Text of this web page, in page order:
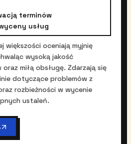
terminów
usług
większości oceniają myjnię
wysoką jakość
miłą obsługę. Zdarzają się
dotyczące problemów z
rozbieżności w wycenie
ustaleń.